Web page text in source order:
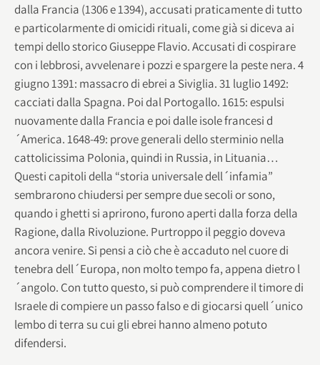
dalla Francia (1306 e 1394), accusati praticamente di tutto
e particolarmente di omicidi rituali, come già si diceva ai
tempi dello storico Giuseppe Flavio. Accusati di cospirare
con i lebbrosi, avvelenare i pozzi e spargere la peste nera. 4
giugno 1391: massacro di ebrei a Siviglia. 31 luglio 1492:
cacciati dalla Spagna. Poi dal Portogallo. 1615: espulsi
nuovamente dalla Francia e poi dalle isole francesi d
´America. 1648-49: prove generali dello sterminio nella
cattolicissima Polonia, quindi in Russia, in Lituania…
Questi capitoli della “storia universale dell´infamia”
sembrarono chiudersi per sempre due secoli or sono,
quando i ghetti si aprirono, furono aperti dalla forza della
Ragione, dalla Rivoluzione. Purtroppo il peggio doveva
ancora venire. Si pensi a ciò che è accaduto nel cuore di
tenebra dell´Europa, non molto tempo fa, appena dietro l
´angolo. Con tutto questo, si può comprendere il timore di
Israele di compiere un passo falso e di giocarsi quell´unico
lembo di terra su cui gli ebrei hanno almeno potuto
difendersi.